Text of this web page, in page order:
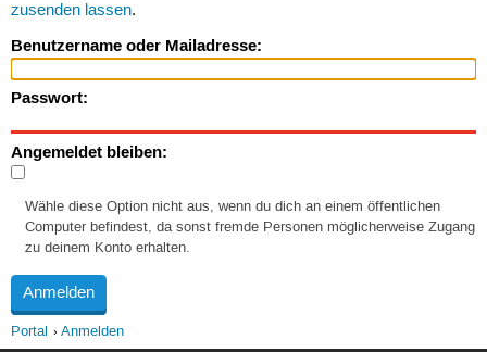
zusenden lassen.
Benutzername oder Mailadresse:
Passwort:
Angemeldet bleiben:
Wähle diese Option nicht aus, wenn du dich an einem öffentlichen
Computer befindest, da sonst fremde Personen möglicherweise Zugang
zu deinem Konto erhalten.
Portal Anmelden